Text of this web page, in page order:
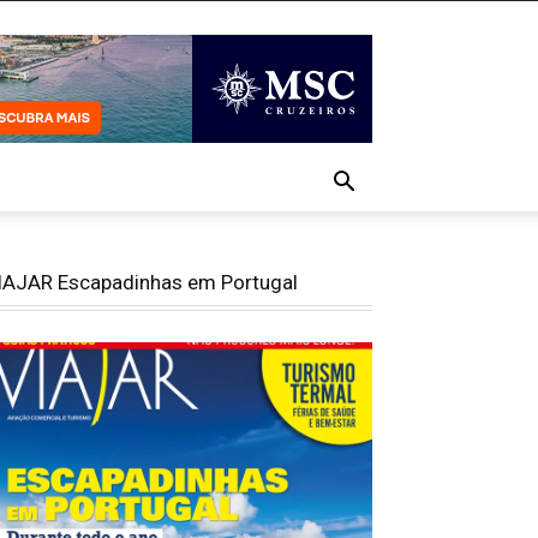
Escapadinhas em Portugal